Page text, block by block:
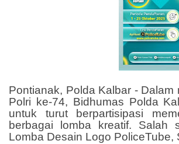
Pontianak, Polda Kalbar -
Polri ke-74, Bidhumas Polda
untuk turut berpartisipasi
berbagai lomba kreatif. Salah
Lomba Desain Logo PoliceTube,